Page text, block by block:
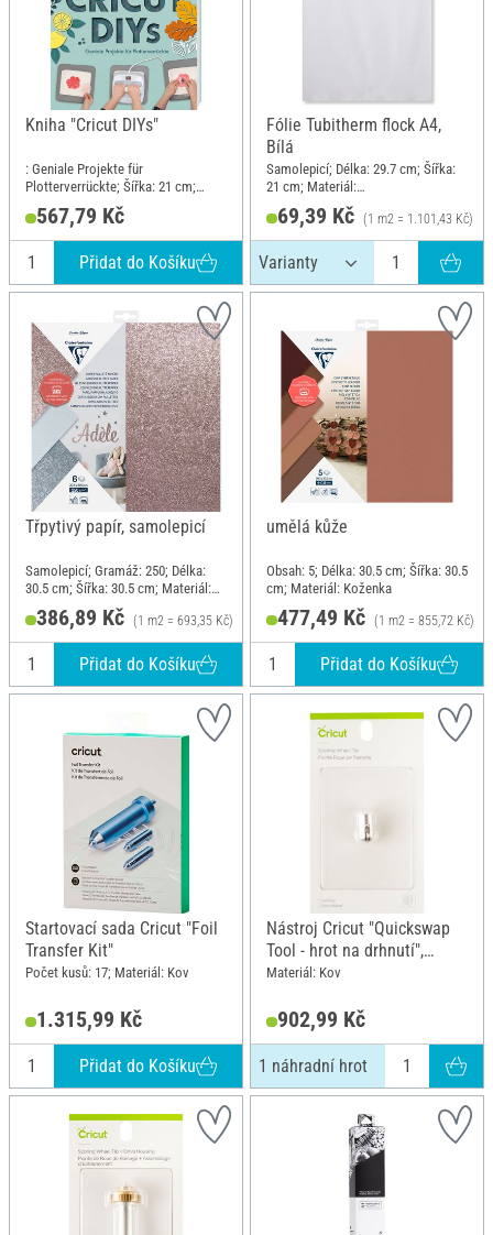
Kniha "Cricut DIYs"
: Geniale Projekte für
Plotterverrückte; Šířka: 21 cm;
Výška: 28 cm
567,79 Kč
Přidat do Košíku
Fólie Tubitherm flock A4,
Bílá
Samolepicí; Délka: 29.7 cm; Šířka:
21 cm; Materiál:
Polyethylentereftalát (PET)
69,39 Kč (1 m2 = 1.101,43 Kč)
Třpytivý papír, samolepicí
Samolepicí; Gramáž: 250; Délka:
30.5 cm; Šířka: 30.5 cm; Materiál:
386,89 Kč (1 m2 = 693,35 Kč)
Přidat do Košíku
umělá kůže
Obsah: 5; Délka: 30.5 cm; Šířka: 30.5
cm; Materiál: Koženka
477,49 Kč (1 m2 = 855,72 Kč)
Přidat do Košíku
Startovací sada Cricut "Foil
Transfer Kit"
Počet kusů: 17; Materiál: Kov
1.315,99 Kč
Přidat do Košíku
Nástroj Cricut "Quickswap
Tool - hrot na drhnutí",
skládací hrot, 1 náhradní
Materiál: Kov
902,99 Kč
1 náhradní hrot